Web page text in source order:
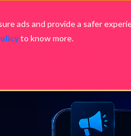
ads and provide a safer
to know more.